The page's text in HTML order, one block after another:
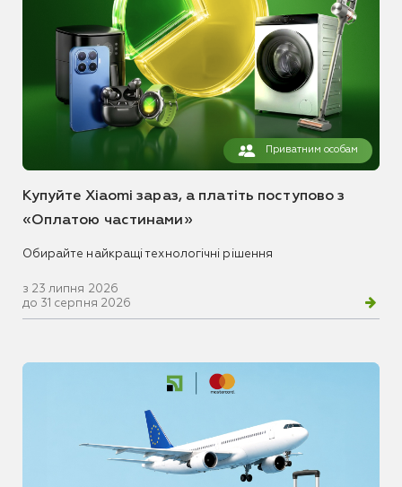
Приватним особам
Купуйте Xiaomi зараз, а платіть поступово з
«Оплатою частинами»
Обирайте найкращі технологічні рішення
з 23 липня 2026
до 31 серпня 2026